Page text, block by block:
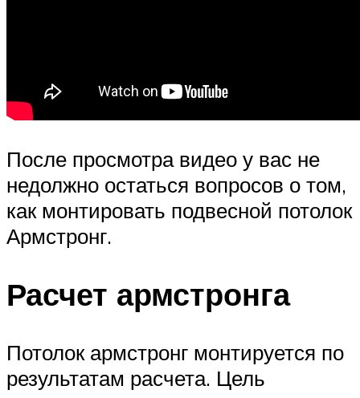
После просмотра видео у вас не
недолжно остаться вопросов о том,
как монтировать подвесной потолок
Армстронг.
Расчет армстронга
Потолок армстронг монтируется по
результатам расчета. Цель